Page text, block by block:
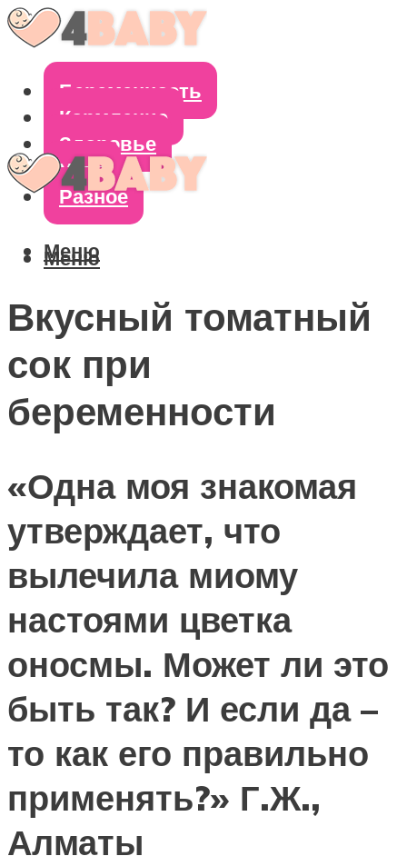
Беременность
Кормление
Здоровье
Уход
Разное
Меню
Меню
Вкусный томатный
сок при
беременности
«Одна моя знакомая
утверждает, что
вылечила миому
настоями цветка
оносмы. Может ли это
быть так? И если да –
то как его правильно
применять?» Г.Ж.,
Алматы